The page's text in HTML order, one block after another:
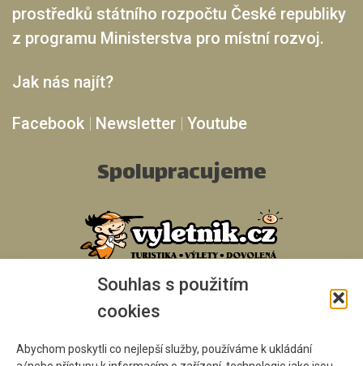
Souhlas s použitím
cookies
Abychom poskytli co nejlepší služby, používáme k ukládání
prostředků státního rozpočtu České republiky
z programu Ministerstva pro místní rozvoj.
Jak nás najít?
Facebook | Newsletter | Youtube
Spolupracujeme